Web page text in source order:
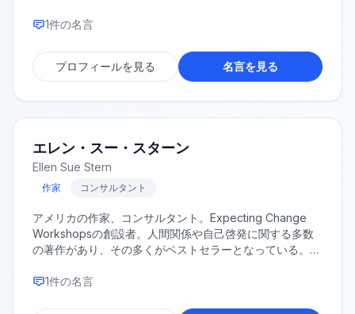
1件の名言
プロフィールを見る 名言を見る
エレン・スー・スターン
Ellen Sue Stern
作家 コンサルタント
アメリカの作家、コンサルタント。Expecting Change
Workshopsの創設者。人間関係や自己啓発に関する多数
の著作があり、その多くがベストセラーとなっている。※
1件の名言